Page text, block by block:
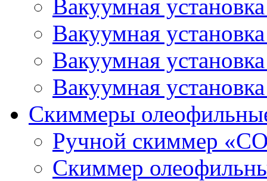
Вакуумная
Вакуумная
Вакуумная
Вакуумная
Скиммеры
Ручной скиммер
Скиммер